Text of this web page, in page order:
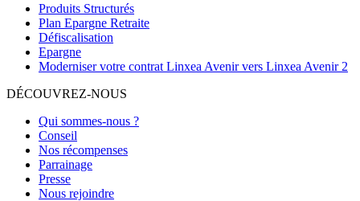
Produits Structurés
Plan Epargne Retraite
Défiscalisation
Epargne
Moderniser votre contrat Linxea Avenir vers Linxea Avenir 2
DÉCOUVREZ-NOUS
Qui sommes-nous ?
Conseil
Nos récompenses
Parrainage
Presse
Nous rejoindre